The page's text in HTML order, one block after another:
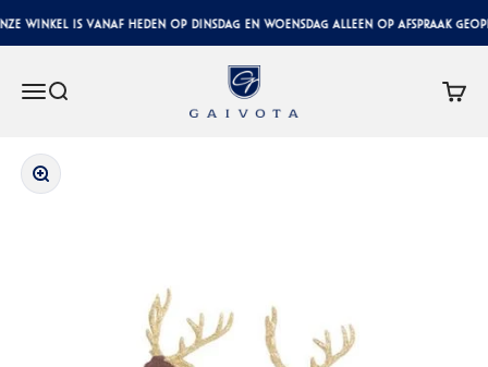
winkel is vanaf heden op dinsdag en woensdag alleen op afspraak
MenuZoeken
Gaivota Luxury Interiors
In-/uitzoomen